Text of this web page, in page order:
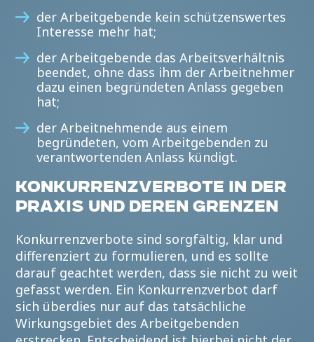
der Arbeitgebende kein schützenswertes
Interesse mehr hat;
der Arbeitgebende das Arbeitsverhältnis
beendet, ohne dass ihm der Arbeitnehmer
dazu einen begründeten Anlass gegeben
hat;
der Arbeitnehmende aus einem
begründeten, vom Arbeitgebenden zu
verantwortenden Anlass kündigt.
KONKURRENZVERBOTE IN DER
PRAXIS UND DEREN GRENZEN
Konkurrenzverbote sind sorgfältig, klar und
differenziert zu formulieren, und es sollte
darauf geachtet werden, dass sie nicht zu weit
gefasst werden. Ein Konkurrenzverbot darf
sich überdies nur auf das tatsächliche
Wirkungsgebiet des Arbeitgebenden